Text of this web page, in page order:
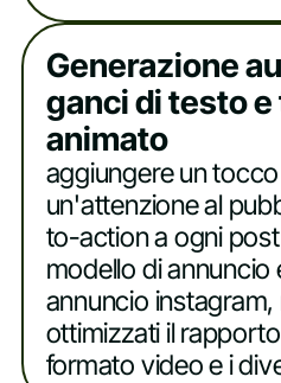
Generazione
ganci di testo
animato
aggiungere un
un'attenzione al
to-action a ogni
modello di annuncio
annuncio
ottimizzati il
formato video e i